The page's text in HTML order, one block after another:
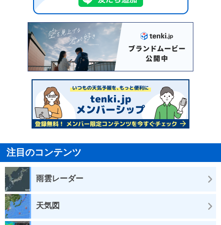
注目のコンテンツ
雨雲レーダー
天気図